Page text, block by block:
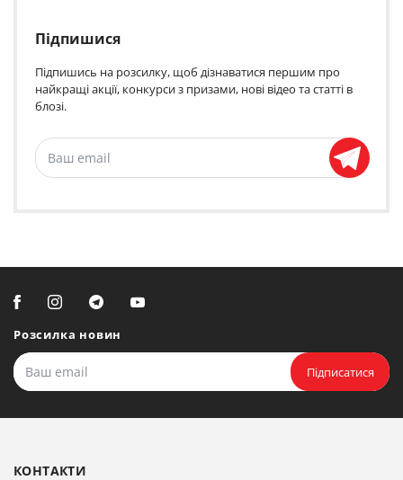
Підпишися
Підпишись на розсилку, щоб дізнаватися першим про
найкращі акції, конкурси з призами, нові відео та статті в
блозі.
Розсилка новин
Підписатися
КОНТАКТИ